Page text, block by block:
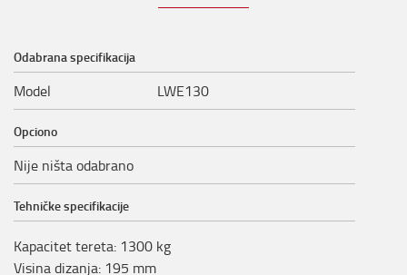
Odabrana specifikacija
Model LWE130
Opciono
Nije ništa odabrano
Tehničke specifikacije
Kapacitet tereta: 1300 kg
Visina dizanja: 195 mm